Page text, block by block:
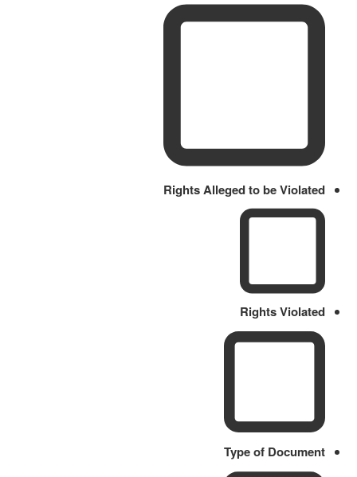
Rights Alleged to be Violated
Rights Violated
Type of Document